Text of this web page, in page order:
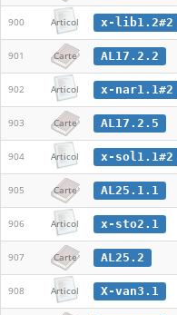
900 Articol x-lib1.2#2
901 Carte AL17.2.2
902 Articol x-nar1.1#2
903 Carte AL17.2.5
904 Articol x-sol1.1#2
905 Carte AL25.1.1
906 Articol x-sto2.1
907 Carte AL25.2
908 Articol X-van3.1